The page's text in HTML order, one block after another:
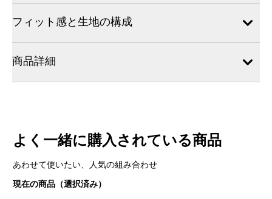
フィット感と生地の構成
商品詳細
よく一緒に購入されている商品
あわせて使いたい、人気の組み合わせ
現在の商品（選択済み）